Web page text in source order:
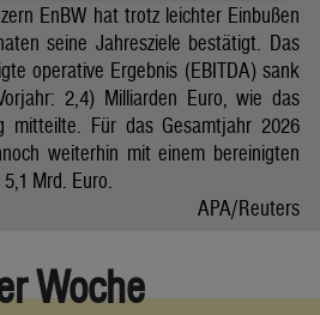
EnBW hat trotz leichter Einbußen
seine Jahresziele bestätigt. Das
operative Ergebnis (EBITDA) sank
2,4) Milliarden Euro, wie das
mitteilte. Für das Gesamtjahr 2026
weiterhin mit einem bereinigten
Mrd. Euro.
APA/Reuters
Woche